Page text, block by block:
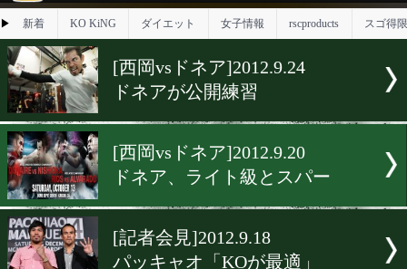
試合日程 試合結果 練習動画 ランキング
2012年9月のニュース
▶ 新着 KO KiNG ダイエット
[西岡vsドネア]2012.9.24
ドネアが公開練習
[西岡vsドネア]2012.9.20